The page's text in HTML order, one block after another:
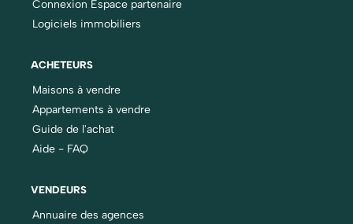
Connexion Espace partenaire
Logiciels immobiliers
ACHETEURS
Maisons à vendre
Appartements à vendre
Guide de l'achat
Aide - FAQ
VENDEURS
Annuaire des agences